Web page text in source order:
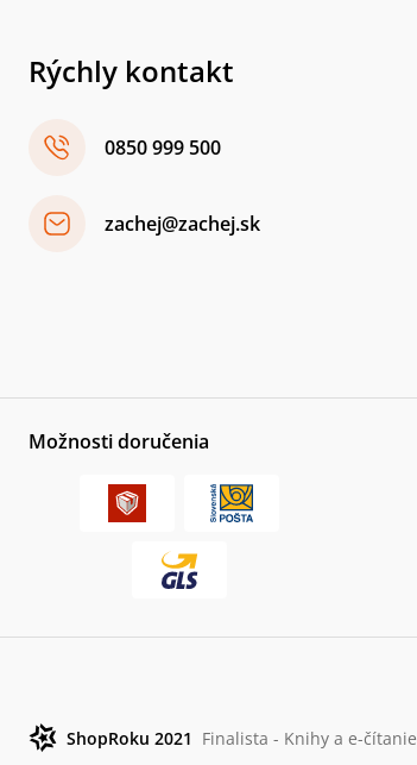
Rýchly kontakt
0850 999 500
zachej@zachej.sk
Možnosti doručenia
ShopRoku 2021 Finalista - Knihy a e-čítanie